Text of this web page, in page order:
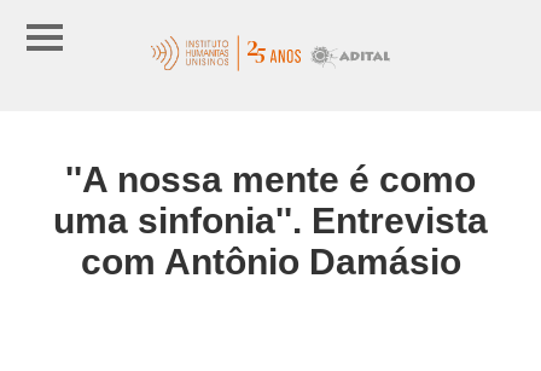
''A nossa mente é como
uma sinfonia''. Entrevista
com Antônio Damásio